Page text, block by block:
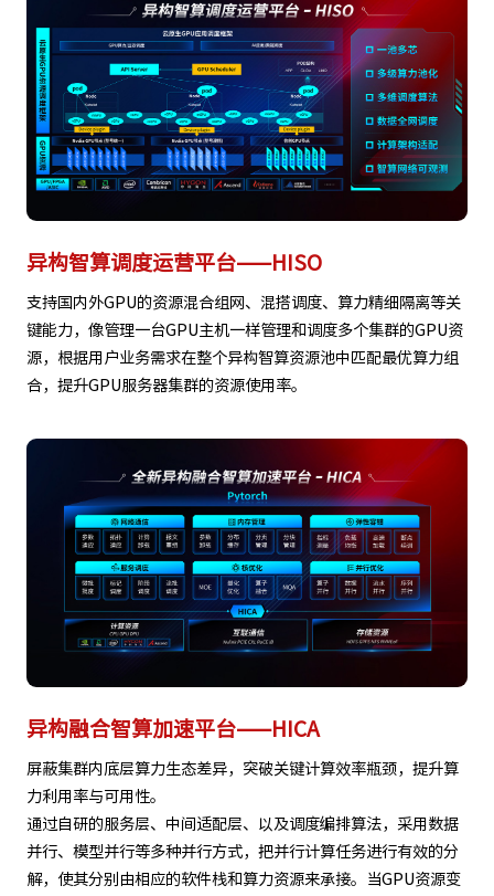
异构智算调度运营平台——HISO
支持国内外GPU的资源混合组网、混搭调度、算力精细隔离等关
键能力，像管理一台GPU主机一样管理和调度多个集群的GPU资
源，根据用户业务需求在整个异构智算资源池中匹配最优算力组
合，提升GPU服务器集群的资源使用率。
异构融合智算加速平台——HICA
屏蔽集群内底层算力生态差异，突破关键计算效率瓶颈，提升算
力利用率与可用性。
通过自研的服务层、中间适配层、以及调度编排算法，采用数据
并行、模型并行等多种并行方式，把并行计算任务进行有效的分
解，使其分别由相应的软件栈和算力资源来承接。当GPU资源变